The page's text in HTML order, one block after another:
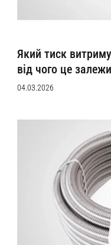
Який тиск
від чого це
04.03.2026